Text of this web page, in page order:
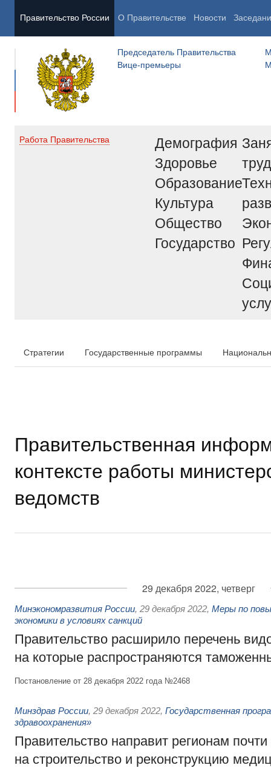
Правительство России О Правительстве Новости
Председатель Правительства
Вице-премьеры
Работа Правительства
Демография
Здоровье
Образование
Культура
Общество
Государство
труд
Стратегии Государственные программы
Правительственная
контексте работы
ведомств
29 декабря 2022, четверг
Минэкономразвития России, 29 декабря 2022, Меры по
экономики в условиях санкций
Правительство расширило перечень
на которые распространяются
Постановление от 28 декабря 2022 года №2468
Минздрав России, 29 декабря 2022, Государственная
здравоохранения»
Правительство направит регионам
на строительство и реконструкцию